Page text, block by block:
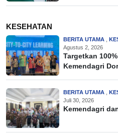
KESEHATAN
BERITA UTAMA
Agustus 2, 2026
Targetkan
Kemendagri
BERITA UTAMA
Juli 30, 2026
Kemendagri